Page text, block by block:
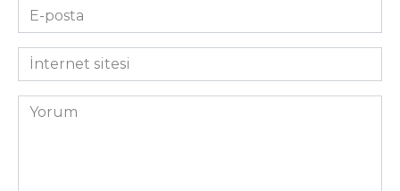
E-
posta
*İnternet
sitesi
Yorum